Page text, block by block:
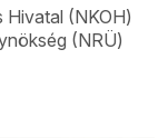
Hivatal (NKOH)
(NRÜ)